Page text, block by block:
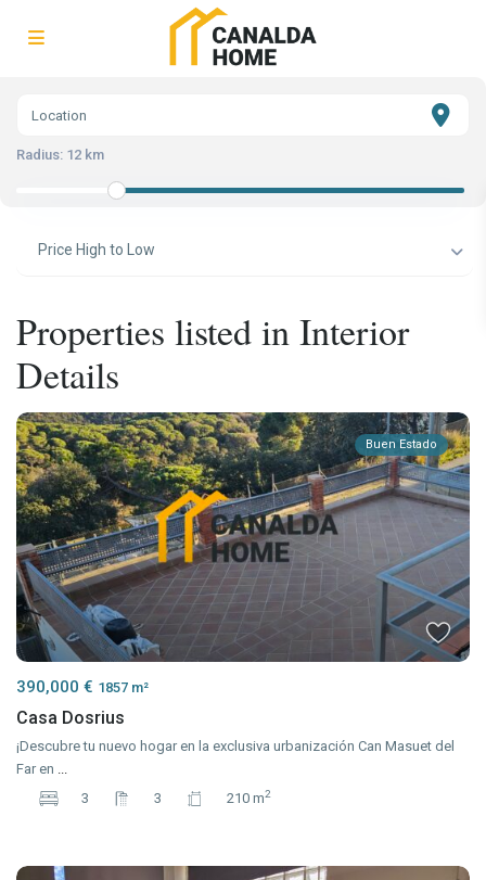
Radius: 12 km
Price High to Low
Properties listed in Interior
Details
Buen Estado
390,000 € 1857 m²
Casa Dosrius
¡Descubre tu nuevo hogar en la exclusiva urbanización Can Masuet del
Far en ...
3
3 210 m2